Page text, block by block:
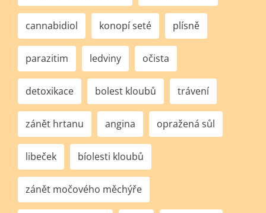
cannabidiol konopí seté plísně
parazitim ledviny očista
detoxikace bolest kloubů trávení
zánět hrtanu angina opražená sůl
libeček bíolesti kloubů
zánět močového měchýře